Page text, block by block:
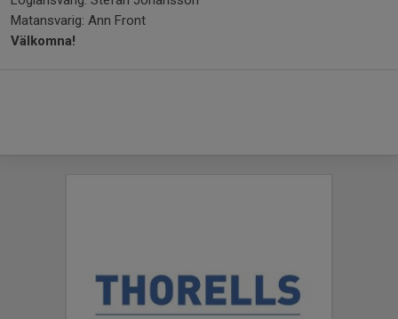
Matansvarig: Ann Front
Välkomna!